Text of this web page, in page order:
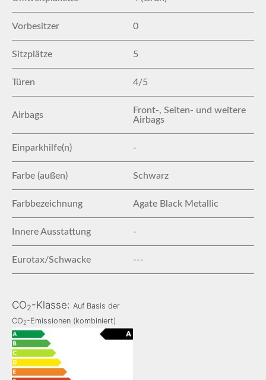
Vorbesitzer 0
Sitzplätze 5
Türen 4/5
Airbags
Front-, Seiten- und weitere
Airbags
Einparkhilfe(n) -
Farbe (außen) Schwarz
Farbbezeichnung Agate Black Metallic
Innere Ausstattung -
Eurotax/Schwacke ---
CO2-Klasse: Auf Basis der
CO2-Emissionen (kombiniert)